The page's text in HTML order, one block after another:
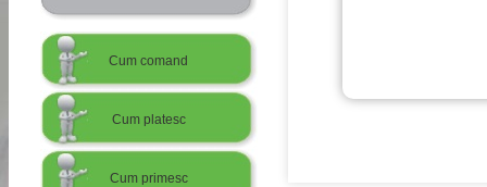
Cum comand
Cum platesc
Cum primesc